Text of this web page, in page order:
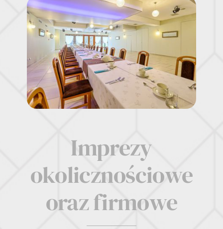
Imprezy
okolicznościowe
oraz firmowe